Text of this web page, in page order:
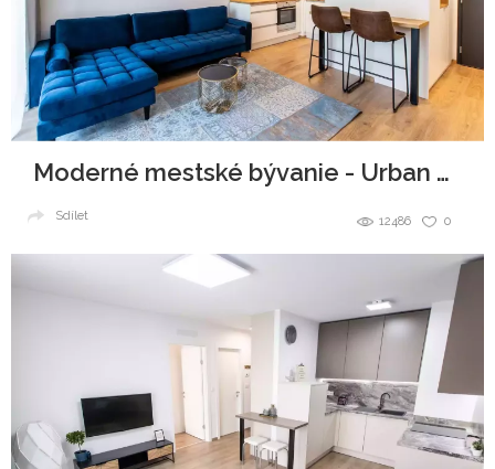
Moderné mestské bývanie - Urban Residence
0
12486
Sdílet